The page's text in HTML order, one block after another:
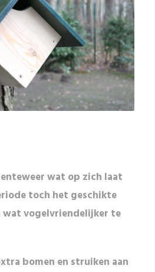
wat op zich laat
toch het geschikte
vogelvriendelijker te
bomen en struiken aan